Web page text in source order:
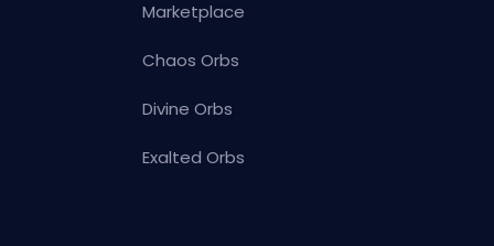
Marketplace
Chaos Orbs
Divine Orbs
Exalted Orbs